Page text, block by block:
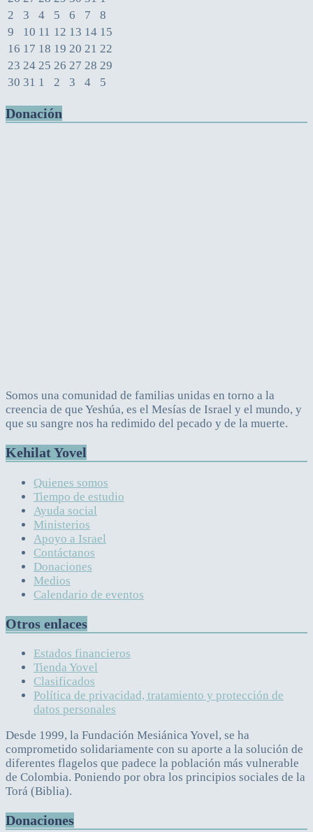
2
3 4 5 6 7
8
9
10 11 12 13 14 15
16 17 18 19 20 21 22
23 24 25 26 27 28 29
30 31 1 2 3 4 5
Donación
Somos una comunidad de familias unidas en torno a la
creencia de que Yeshúa, es el Mesías de Israel y el mundo, y
que su sangre nos ha redimido del pecado y de la muerte.
Kehilat Yovel
Quienes somos
Tiempo de estudio
Ayuda social
Ministerios
Apoyo a Israel
Contáctanos
Donaciones
Medios
Calendario de eventos
Otros enlaces
Estados financieros
Tienda Yovel
Clasificados
Política de privacidad, tratamiento y protección de
datos personales
Desde 1999, la Fundación Mesiánica Yovel, se ha
comprometido solidariamente con su aporte a la solución de
diferentes flagelos que padece la población más vulnerable
de Colombia. Poniendo por obra los principios sociales de la
Torá (Biblia).
Donaciones